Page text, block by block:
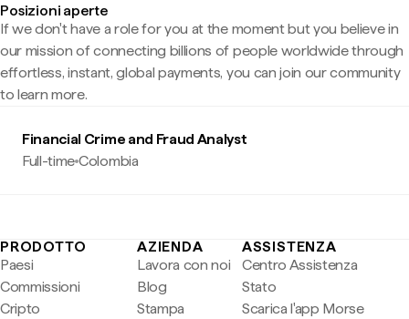
Posizioni aperte
If we don't have a role for you at the moment but you believe in
our mission of connecting billions of people worldwide through
effortless, instant, global payments, you can join our community
to learn more.
Financial Crime and Fraud Analyst
Full-time Colombia
PRODOTTO
Paesi
Commissioni
Cripto
AZIENDA
Lavora con noi
Blog
Stampa
ASSISTENZA
Centro Assistenza
Stato
Scarica l'app Morse